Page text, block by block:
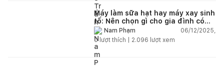
Máy làm sữa hạt hay máy xay sinh
tố: Nên chọn gì cho gia đình có
trẻ nhỏ (2–4 người)?
Nam Phạm
06/12/2025,
0lượt thích | 2.096 lượt xem